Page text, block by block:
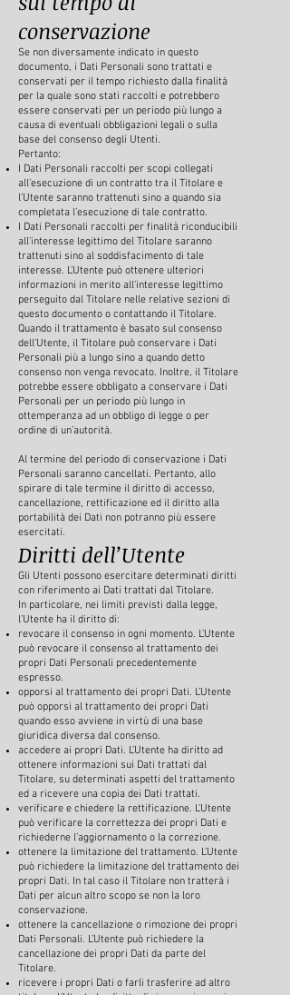
conservazione
Se non diversamente indicato in questo
documento, i Dati Personali sono trattati e
conservati per il tempo richiesto dalla finalità
per la quale sono stati raccolti e potrebbero
essere conservati per un periodo più lungo a
causa di eventuali obbligazioni legali o sulla
base del consenso degli Utenti.
Pertanto:
I Dati Personali raccolti per scopi collegati
all’esecuzione di un contratto tra il Titolare e
l’Utente saranno trattenuti sino a quando sia
completata l’esecuzione di tale contratto.
I Dati Personali raccolti per finalità riconducibili
all’interesse legittimo del Titolare saranno
trattenuti sino al soddisfacimento di tale
interesse. L’Utente può ottenere ulteriori
informazioni in merito all’interesse legittimo
perseguito dal Titolare nelle relative sezioni di
questo documento o contattando il Titolare.
Quando il trattamento è basato sul consenso
dell’Utente, il Titolare può conservare i Dati
Personali più a lungo sino a quando detto
consenso non venga revocato. Inoltre, il Titolare
potrebbe essere obbligato a conservare i Dati
Personali per un periodo più lungo in
ottemperanza ad un obbligo di legge o per
ordine di un’autorità.
Al termine del periodo di conservazione i Dati
Personali saranno cancellati. Pertanto, allo
spirare di tale termine il diritto di accesso,
cancellazione, rettificazione ed il diritto alla
portabilità dei Dati non potranno più essere
esercitati.
Diritti dell’Utente
Gli Utenti possono esercitare determinati diritti
con riferimento ai Dati trattati dal Titolare.
In particolare, nei limiti previsti dalla legge,
l’Utente ha il diritto di:
revocare il consenso in ogni momento. L’Utente
può revocare il consenso al trattamento dei
propri Dati Personali precedentemente
espresso.
opporsi al trattamento dei propri Dati. L’Utente
può opporsi al trattamento dei propri Dati
quando esso avviene in virtù di una base
giuridica diversa dal consenso.
accedere ai propri Dati. L’Utente ha diritto ad
ottenere informazioni sui Dati trattati dal
Titolare, su determinati aspetti del trattamento
ed a ricevere una copia dei Dati trattati.
verificare e chiedere la rettificazione. L’Utente
può verificare la correttezza dei propri Dati e
richiederne l’aggiornamento o la correzione.
ottenere la limitazione del trattamento. L’Utente
può richiedere la limitazione del trattamento dei
propri Dati. In tal caso il Titolare non tratterà i
Dati per alcun altro scopo se non la loro
conservazione.
ottenere la cancellazione o rimozione dei propri
Dati Personali. L’Utente può richiedere la
cancellazione dei propri Dati da parte del
Titolare.
ricevere i propri Dati o farli trasferire ad altro